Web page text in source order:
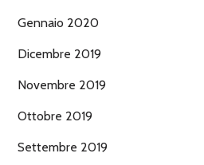
Gennaio 2020
Dicembre 2019
Novembre 2019
Ottobre 2019
Settembre 2019